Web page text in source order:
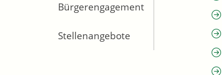
Bürgerengagement
Stellenangebote